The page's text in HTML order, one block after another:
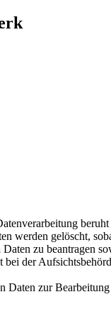
werden gelöscht,
zu beantragen
bei der
Daten zur